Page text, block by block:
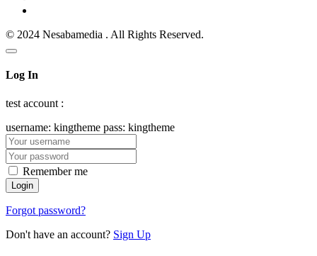
© 2024 Nesabamedia . All Rights Reserved.
Log In
test account :
username: kingtheme pass: kingtheme
Remember me
Forgot password?
Don't have an account? Sign Up